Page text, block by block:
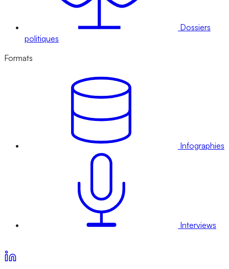
Dossiers
politiques
Formats
Infographies
Interviews